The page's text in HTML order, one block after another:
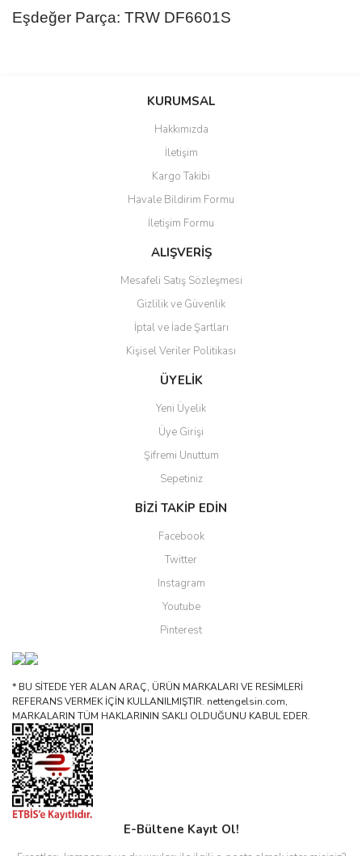
Eşdeğer Parça: TRW DF6601S
Bu ürüne ilk yorumu siz yapın!
Yorum Yaz
Ürün resmi kalitesiz, bozuk veya görüntülenemiyor.
Ürün açıklamasında eksik bilgiler bulunuyor.
Ürün bilgilerinde hatalar bulunuyor.
Ürün fiyatı diğer sitelerden daha pahalı.
Bu ürüne benzer farklı alternatifler olmalı.
Gönder
KURUMSAL
Hakkımızda
İletişim
Kargo Takibi
Havale Bildirim Formu
İletişim Formu
ALIŞVERİŞ
Mesafeli Satış Sözleşmesi
Gizlilik ve Güvenlik
İptal ve İade Şartları
Kişisel Veriler Politikası
ÜYELİK
Yeni Üyelik
Üye Girişi
Şifremi Unuttum
Sepetiniz
BİZİ TAKİP EDİN
Facebook
Twitter
Instagram
Youtube
Pinterest
* BU SİTEDE YER ALAN ARAÇ, ÜRÜN MARKALARI VE RESİMLERİ
REFERANS VERMEK İÇİN KULLANILMIŞTIR. nettengelsin.com,
MARKALARIN TÜM HAKLARININ SAKLI OLDUĞUNU KABUL EDER.
E-Bültene Kayıt Ol!